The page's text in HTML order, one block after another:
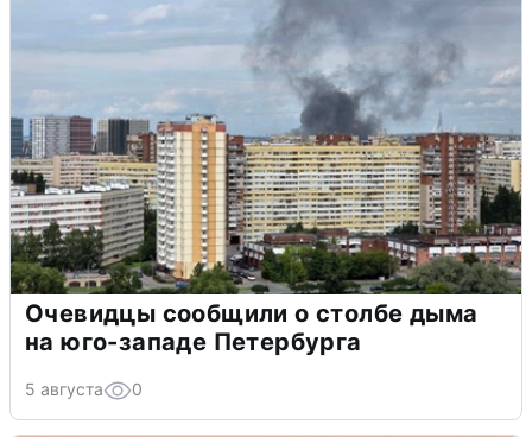
Очевидцы сообщили о столбе дыма
на юго-западе Петербурга
5 августа 0